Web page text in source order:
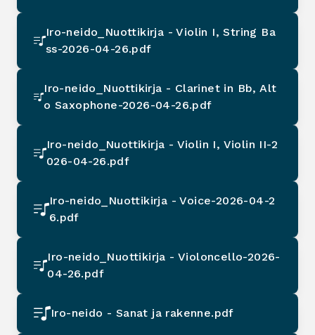
Iro-neido_Nuottikirja - Violin I, String Ba
ss-2026-04-26.pdf
Iro-neido_Nuottikirja - Clarinet in Bb, Alt
o Saxophone-2026-04-26.pdf
Iro-neido_Nuottikirja - Violin I, Violin II-2
026-04-26.pdf
Iro-neido_Nuottikirja - Voice-2026-04-2
6.pdf
Iro-neido_Nuottikirja - Violoncello-2026-
04-26.pdf
Iro-neido - Sanat ja rakenne.pdf